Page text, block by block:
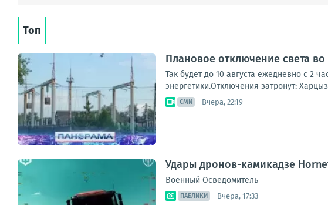
Топ
Плановое отключение света
Так будет до 10 августа ежедневно с 2
энергетики.Отключения затронут:
СМИ Вчера, 22:19
Удары дронов-камикадзе
Военный Осведомитель
ПАБЛИКИ Вчера, 17:33